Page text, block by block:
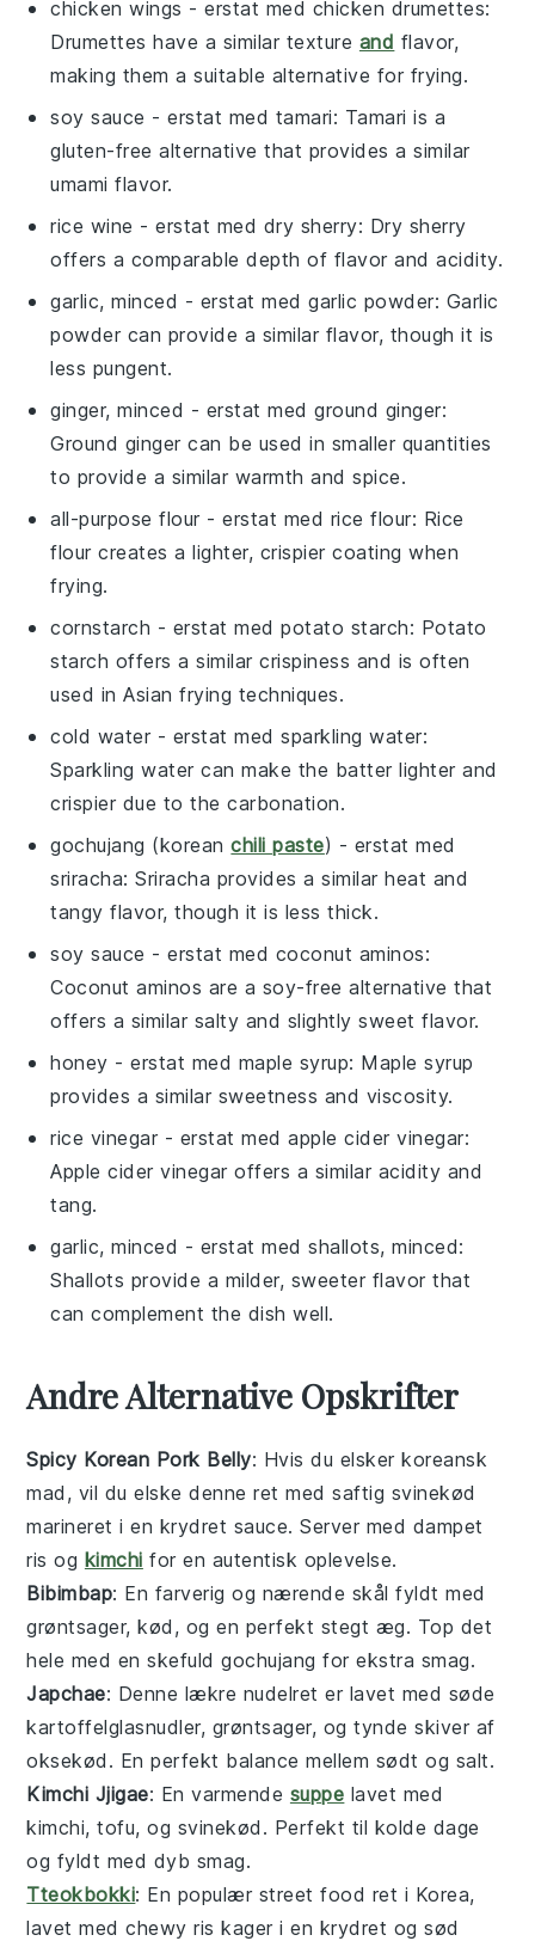
chicken wings - erstat med chicken drumettes:
Drumettes have a similar texture and flavor,
making them a suitable alternative for frying.
soy sauce - erstat med tamari: Tamari is a
gluten-free alternative that provides a similar
umami flavor.
rice wine - erstat med dry sherry: Dry sherry
offers a comparable depth of flavor and acidity.
garlic, minced - erstat medgarlic powder: Garlic
powder can provide a similar flavor, though it is
less pungent.
ginger, minced - erstat medground ginger:
Ground ginger can be used in smaller quantities
to provide a similar warmth and spice.
all-purpose flour - erstat med rice flour: Rice
flour creates a lighter, crispier coating when
frying.
cornstarch - erstat medpotato starch: Potato
starch offers a similar crispiness and is often
used in Asian frying techniques.
cold water - erstat medsparkling water:
Sparkling water can make the batter lighter and
crispier due to the carbonation.
gochujang (koreanchili paste) - erstat med
sriracha: Sriracha provides a similar heat and
tangy flavor, though it is less thick.
soy sauce - erstat med coconut aminos:
Coconut aminos are a soy-free alternative that
offers a similar salty and slightly sweet flavor.
honey - erstat med maple syrup: Maple syrup
provides a similar sweetness and viscosity.
rice vinegar - erstat medapple cider vinegar:
Apple cider vinegar offers a similar acidity and
tang.
garlic, minced - erstat medshallots, minced:
Shallots provide a milder, sweeter flavor that
can complement the dish well.
Andre Alternative Opskrifter
Spicy Korean Pork Belly: Hvis du elskerkoreansk
mad , vil du elske denne ret med saftig svinekød
marineret i en krydret sauce. Server med dampet
ris og kimchi for en autentisk oplevelse.
Bibimbap: En farverig og nærende skål fyldt med
grøntsager,kød , og en perfekt stegt æg. Top det
hele med en skefuldgochujang for ekstra smag.
Japchae: Denne lækre nudelret er lavet med søde
kartoffelglasnudler, grøntsager, og tynde skiver af
oksekød . En perfekt balance mellem sødt og salt.
Kimchi Jjigae: En varmende suppe lavet med
kimchi,tofu, og svinekød . Perfekt til kolde dage
og fyldt med dyb smag.
Tteokbokki: En populær street food ret i Korea,
lavet med chewyris kager i en krydret og sød